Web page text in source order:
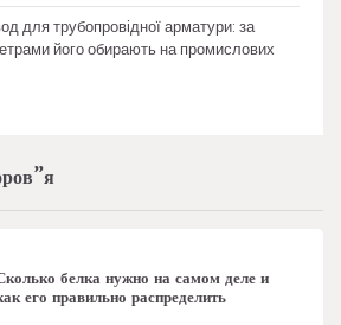
для трубопровідної арматури: за
його обирають на промислових
белка нужно на самом деле и
его правильно распределить